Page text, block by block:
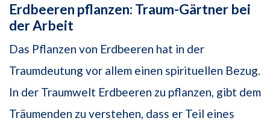
Erdbeeren pflanzen: Traum-Gärtner bei
der Arbeit
Das Pflanzen von Erdbeeren hat in der
Traumdeutung vor allem einen spirituellen Bezug.
In der Traumwelt Erdbeeren zu pflanzen, gibt dem
Träumenden zu verstehen, dass er Teil eines